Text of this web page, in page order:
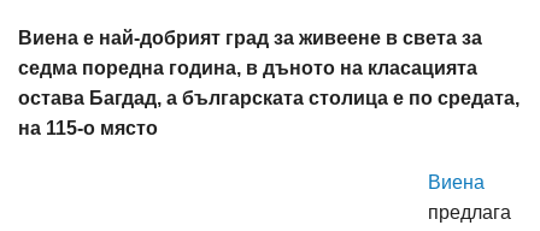
Виена е най-добрият град за живеене в света за
седма поредна година, в дъното на класацията
остава Багдад, а българската столица е по средата,
на 115-о място
Виена
предлага